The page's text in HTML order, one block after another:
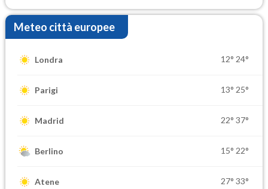
Meteo città europee
Londra 12° 24°
Parigi 13° 25°
Madrid 22° 37°
Berlino 15° 22°
Atene 27° 33°